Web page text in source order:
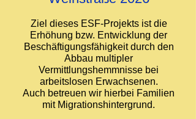
Ziel dieses ESF-Projekts ist die
Erhöhung bzw. Entwicklung der
Beschäftigungsfähigkeit durch den
Abbau multipler
Vermittlungshemmnisse bei
arbeitslosen Erwachsenen.
Auch betreuen wir hierbei Familien
mit Migrationshintergrund.